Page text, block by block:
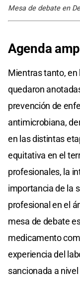
Mesa de debate en
Agenda
Mientras tanto,
quedaron
prevención de
antimicrobiana,
en las distintas
equitativa en el
profesionales, la
importancia de la
profesional en el
mesa de debate
medicamento
experiencia del
sancionada a